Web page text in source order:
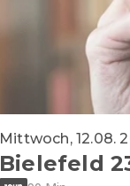
Mittwoch, 12.08.
Bielefeld